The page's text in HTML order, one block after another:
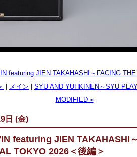
featuring JIEN TAKAHASHI～FACING
メイン
SYU AND YUHKINEN～SYU
MODIFIED »
日 (金)
featuring JIEN TAKAHASHI
TOKYO 2026＜後編＞